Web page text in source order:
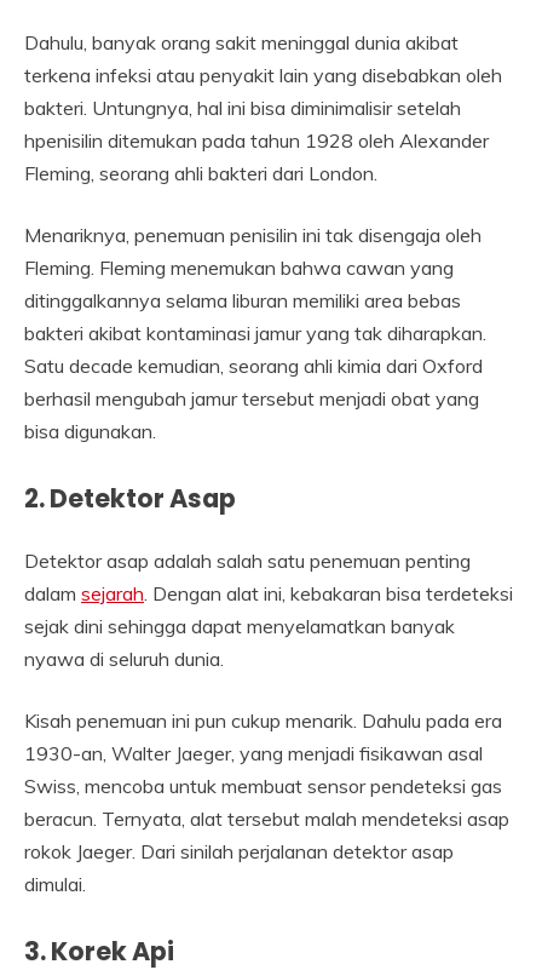
Dahulu, banyak orang sakit meninggal dunia akibat
terkena infeksi atau penyakit lain yang disebabkan oleh
bakteri. Untungnya, hal ini bisa diminimalisir setelah
hpenisilin ditemukan pada tahun 1928 oleh Alexander
Fleming, seorang ahli bakteri dari London.
Menariknya, penemuan penisilin ini tak disengaja oleh
Fleming. Fleming menemukan bahwa cawan yang
ditinggalkannya selama liburan memiliki area bebas
bakteri akibat kontaminasi jamur yang tak diharapkan.
Satu decade kemudian, seorang ahli kimia dari Oxford
berhasil mengubah jamur tersebut menjadi obat yang
bisa digunakan.
2. Detektor Asap
Detektor asap adalah salah satu penemuan penting
dalam sejarah . Dengan alat ini, kebakaran bisa terdeteksi
sejak dini sehingga dapat menyelamatkan banyak
nyawa di seluruh dunia.
Kisah penemuan ini pun cukup menarik. Dahulu pada era
1930-an, Walter Jaeger, yang menjadi fisikawan asal
Swiss, mencoba untuk membuat sensor pendeteksi gas
beracun. Ternyata, alat tersebut malah mendeteksi asap
rokok Jaeger. Dari sinilah perjalanan detektor asap
dimulai.
3. Korek Api